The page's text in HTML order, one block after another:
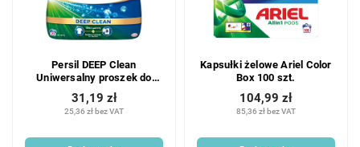
Persil DEEP Clean
Uniwersalny proszek do
prania 20 PD
25,36 zł bez VAT
31,19 zł
Kapsułki żelowe Ariel Color
Box 100 szt.
85,36 zł bez VAT
104,99 zł